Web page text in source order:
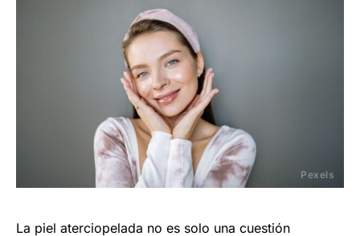
Pexels
La piel aterciopelada no es solo una cuestión